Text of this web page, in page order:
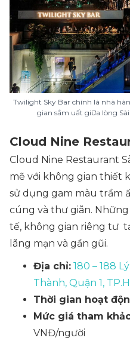
Twilight Sky Bar chính là nhà
gian sầm uất giữa lòng
Cloud Nine
Cloud Nine Restaurant
mẽ với không gian thiết
sử dụng gam màu trầm
cúng và thư giãn.
tế, không gian riêng tư
lãng mạn và gần gũi.
Địa chỉ: 180 – 188
Thành, Quận 1,
Thời gian hoạt
Mức giá tham
VNĐ/người